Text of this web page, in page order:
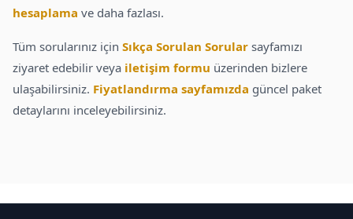
hesaplama ve daha fazlası.
Tüm sorularınız için Sıkça Sorulan Sorular sayfamızı
ziyaret edebilir veya iletişim formu üzerinden bizlere
ulaşabilirsiniz. Fiyatlandırma sayfamızda güncel paket
detaylarını inceleyebilirsiniz.